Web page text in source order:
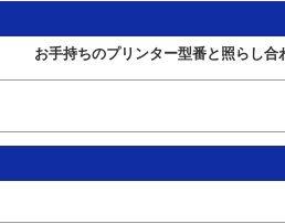
お手持ちのプリンター型番と照らし合